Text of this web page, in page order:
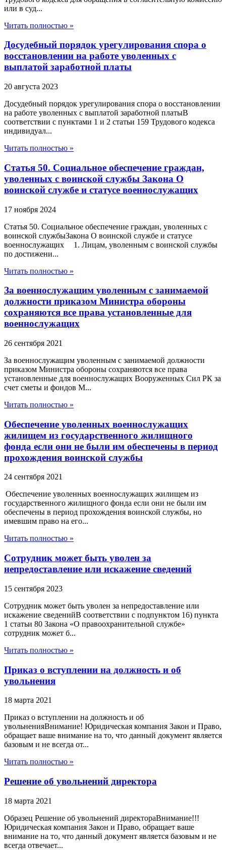
или в суд...
Читать полностью »
Досудебный порядок урегулирования спора о
восстановлении на работе уволенных с
выплатой заработной платы
20 августа 2023
Досудебный порядок урегулирования спора о восстановлении
на работе уволенных с выплатой заработной платыВ
соответствии с пунктами 1 и 2 статьи 159 Трудового кодекса
индивидуал...
Читать полностью »
Статья 50. Социальное обеспечение граждан,
уволенных с воинской службы Закона О
воинской службе и статусе военнослужащих
17 ноября 2024
Статья 50. Социальное обеспечение граждан, уволенных с
воинской службыЗакона О воинской службе и статусе
военнослужащих 1. Лицам, уволенным с воинской службы
по достижени...
Читать полностью »
За военнослужащим уволенным с занимаемой
должности приказом Министра обороны
сохраняются все права установленные для
военнослужащих
26 сентября 2021
За военнослужащим уволенным с занимаемой должности
приказом Министра обороны сохраняются все права
установленные для военнослужащих Вооруженных Сил РК за
счет сметы и фондов М...
Читать полностью »
Обеспечение уволенных военнослужащих
жилищем из государственного жилищного
фонда если они не были им обеспечены в период
прохождения воинской службы
24 сентября 2021
Обеспечение уволенных военнослужащих жилищем из
государственного жилищного фонда если они не были им
обеспечены в период прохождения воинской службы, но
имевшим право на его...
Читать полностью »
Сотрудник может быть уволен за
непредоставление или искажение сведений
15 сентября 2023
Сотрудник может быть уволен за непредоставление или
искажение сведенийВ соответствии с подпунктом 16) пункта
1 статьи 80 Закона «О правоохранительной службе»
сотрудник может б...
Читать полностью »
Приказ о вступлении на должность и об
увольнения
18 марта 2021
Приказ о вступлении на должность и об
увольненияВнимание! Юридическая компания Закон и Право,
обращает ваше внимание на то, что данный документ является
базовым и не всегда от...
Читать полностью »
Решение об увольнений директора
18 марта 2021
Образец Решение об увольнений директораВнимание!!!
Юридическая компания Закон и Право, обращает ваше
внимание на то, что данный документ является базовым и не
всегда отвечает...